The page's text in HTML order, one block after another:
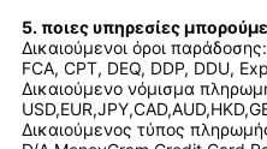
5. ποιες υπηρεσίες
Δικαιούμενοι όροι
FCA, CPT, DEQ, DDP, DDU,
Δικαιούμενο νόμισμα
Δικαιούμενος τύπος